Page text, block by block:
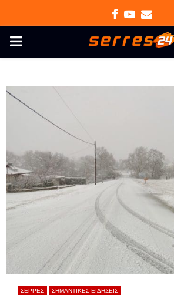
Facebook
Youtube
Email
PRIMARY
ΣΕΡΡΕΣ ΣΗΜΑΝΤΙΚΕΣ ΕΙΔΗΣΕΙΣ